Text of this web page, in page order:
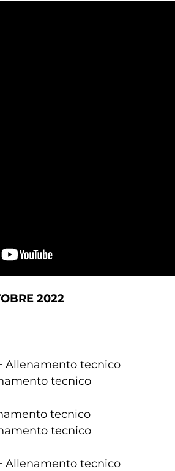
2022
Allenamento tecnico
tecnico
tecnico
tecnico
Allenamento tecnico